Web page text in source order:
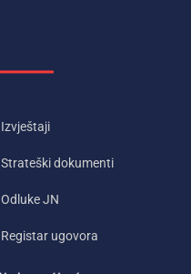
Izvještaji
Strateški dokumenti
Odluke JN
Registar ugovora